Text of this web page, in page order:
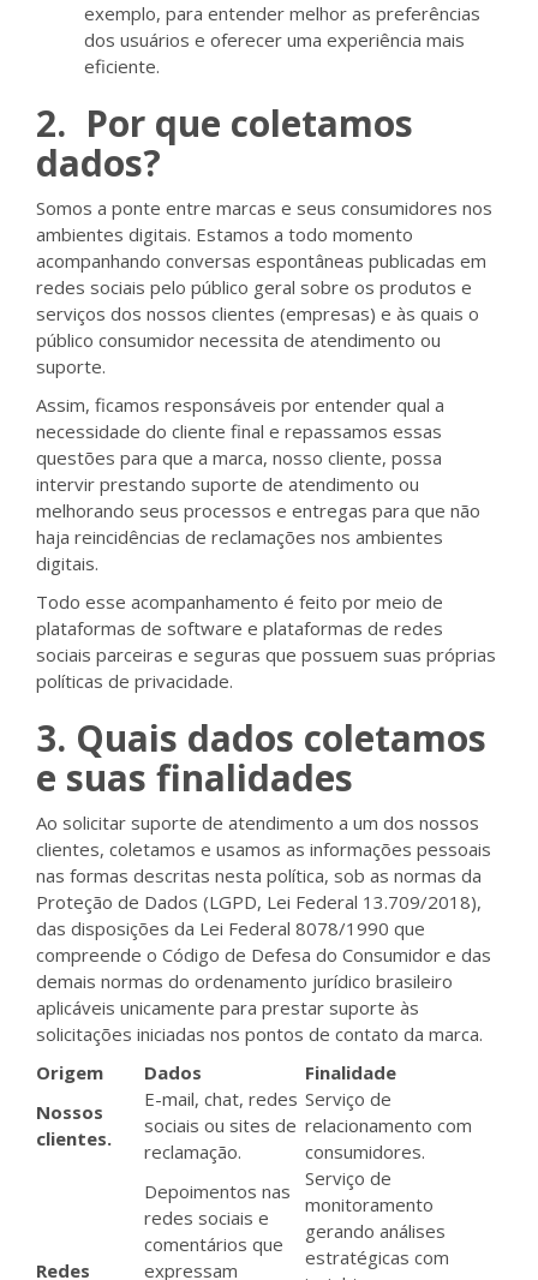
exemplo, para entender melhor as preferências
dos usuários e oferecer uma experiência mais
eficiente.
2. Por que coletamos
dados?
Somos a ponte entre marcas e seus consumidores nos
ambientes digitais. Estamos a todo momento
acompanhando conversas espontâneas publicadas em
redes sociais pelo público geral sobre os produtos e
serviços dos nossos clientes (empresas) e às quais o
público consumidor necessita de atendimento ou
suporte.
Assim, ficamos responsáveis por entender qual a
necessidade do cliente final e repassamos essas
questões para que a marca, nosso cliente, possa
intervir prestando suporte de atendimento ou
melhorando seus processos e entregas para que não
haja reincidências de reclamações nos ambientes
digitais.
Todo esse acompanhamento é feito por meio de
plataformas de software e plataformas de redes
sociais parceiras e seguras que possuem suas próprias
políticas de privacidade.
3. Quais dados coletamos
e suas finalidades
Ao solicitar suporte de atendimento a um dos nossos
clientes, coletamos e usamos as informações pessoais
nas formas descritas nesta política, sob as normas da
Proteção de Dados (LGPD, Lei Federal 13.709/2018),
das disposições da Lei Federal 8078/1990 que
compreende o Código de Defesa do Consumidor e das
demais normas do ordenamento jurídico brasileiro
aplicáveis unicamente para prestar suporte às
solicitações iniciadas nos pontos de contato da marca.
Origem
Dados
Finalidade
Nossos
clientes.
E-mail, chat, redes
sociais ou sites de
reclamação.
Serviço de
relacionamento com
consumidores.
Redes
Depoimentos nas
redes sociais e
comentários que
expressam
Serviço de
monitoramento
gerando análises
estratégicas com